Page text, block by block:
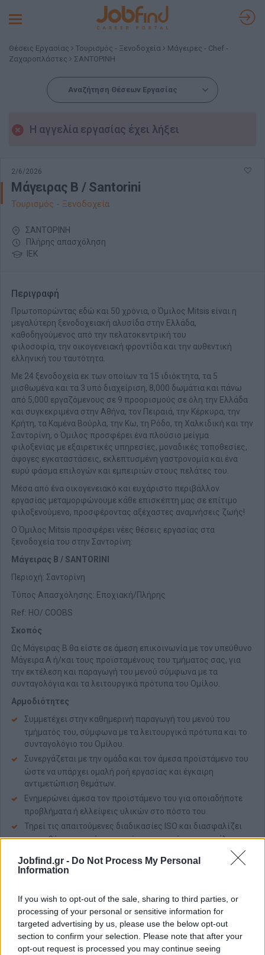
Jobfind.gr - Do Not Process My Personal
Information
If you wish to opt-out of the sale, sharing to third parties, or
processing of your personal or sensitive information for
targeted advertising by us, please use the below opt-out
section to confirm your selection. Please note that after your
opt-out request is processed you may continue seeing
Toggle
Θέσεις Εργασίας Τουρισμός - Ξενοδοχεία
Μάγειρες - Chef -
Ζαχαροπλάστες
ΣΑΝΤΟΡΙΝΗ
Αναζήτηση Θέσεων Εργασίας
Η αγγελία εργασίας έχει λήξει
2/6/2026
Μάγειρας Β / Santorini
Τουρισμός - Ξενοδοχεία
ΣΑΝΤΟΡΙΝΗ
Πλήρης απασχόληση
ΙΕΚ
Περιγραφή
Πρωτοπορώντας εδώ και 50 χρόνια, ο Όμιλος Mitsis είναι η
μεγαλύτερη ξενοδοχειακή αλυσίδα στην Ελλάδα,
καθοδηγούμενος από την πελατοκεντρική του
φιλοσοφία, την οικογενειακή φροντίδα και την αυθεντική
ελληνική του ταυτότητα.
Με 24 ξενοδοχεία εκ των οποίων τα 15 ιδιόκτητα, τα 5
μισθωμένα και τα 3 υπό διαχείριση, 8,000 δωμάτια και πάνω
από 5,000 εργαζόμενους σε 9 προορισμούς σε όλη την Ελλάδα
και συγκεκριμένα στην Αθήνα, τον Πειραιά, την Κέρκυρα, την
Κρήτη, τα Καμένα Βούρλα, την Κω, τη Ρόδο, τη Χαλκιδική και την
Σαντορίνη, ο Όμιλος προσφέρει ένα πλούσιο μείγμα
φιλοξενίας με εξαιρετικές υπηρεσίες, μοναδικές τοποθεσίες,
άψογες εγκαταστάσεις, εκλεπτυσμένη γαστρονομία και ένα
ευρύ φάσμα επιλογών και εμπειριών στους πελάτες του.
Μέσα από ένα οικογενειακό και ευχάριστο περιβάλλον
εργασίας μεταμορφώνουμε κάθε επισκέπτη μας σε επίτιμο
φιλοξενούμενο, προσφέροντας αξέχαστες αναμνήσεις ζωής!
Ο Όμιλος Mitsis προσφέρει νέες θέσεις εργασίας στα
ξενοδοχεία του στην Σαντορίνη:
Μάγειρας Β / SANTORINI
Περιοχή: Σαντορίνη
Τύπος Απασχόλησης: Εποχιακή/Πλήρης
Ref: HO/ COOBS
Σκοπός
Ως Μάγειρας Β θα είστε σε άμεση επικοινωνία με τον υπεύθυνο
Μάγειρα Α ή/και τους προϊσταμένους του τμήματος σας, για
την εκτέλεση και παραγωγή του μενού σύμφωνα με τα
συνταγολόγια και τα λειτουργικά πρότυπα του Ομίλου.
Αρμοδιότητες
Συμμετέχει στην καθημερινή παραγωγή του μενού του
τμήματός του, σύμφωνα με τα λειτουργικά πρότυπα και το
συνταγολόγιο του Ομίλου.
Συνεργάζεται με την ομάδα και τον άμεσα προϊστάμενο του
ώστε να υπάρχει ομαλή ροή εργασίας και έγκαιρη
αντιμετώπιση θεμάτων.
Ενημερώνει άμεσα τον προϊστάμενο του για οποιαδήποτε
προβλήματα ή ελλείψεις υλικών στο πόστο του.
Τηρεί τις απαιτούμενες διαδικασίες ISO και διασφαλίζει
την ορθή εφαρμογή των κανόνων υγιεινής και ασφάλειας
στη θέση του, σύμφωνα με τα λειτουργικά πρότυπα του
Ομίλου.
Απαιτήσεις
Πτυχίο Μαγειρικής.
Εμπειρία τουλάχιστον 1 έτος σε αντίστοιχο πόστο, ιδανικά
σε ξενοδοχειακό περιβάλλον.